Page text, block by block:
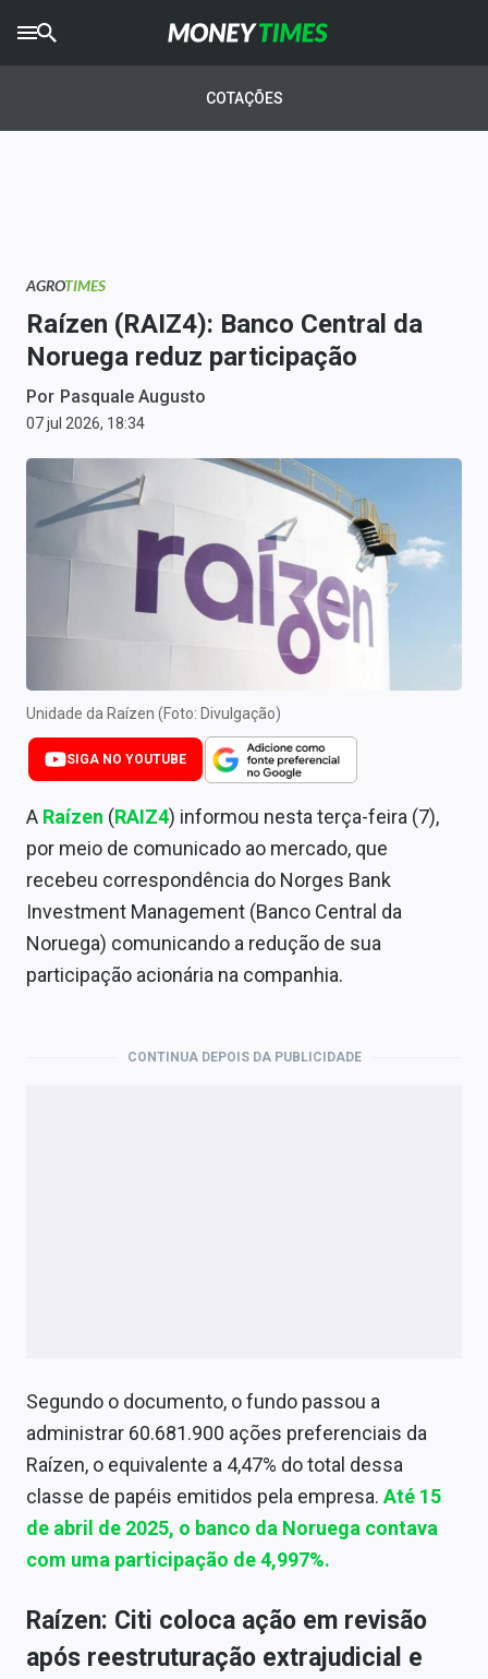
AGROTIMES
Newsletters
Money Trader
Anuncie
Últimas Notícias
Newsletters
Cotações
Comprar ou vender?
Central de Dividendos
Central de Fundos Imobiliários
Renda Fixa
Finanças Pessoais
Mercados
Economia
Conteúdo de Marca
Expediente
COTAÇÕES
AGROTIMES
Raízen (RAIZ4): Banco Central da
Noruega reduz participação
Por Pasquale Augusto
07 jul 2026, 18:34
Unidade da Raízen (Foto: Divulgação)
SIGA NO YOUTUBE
A Raízen (RAIZ4) informou nesta terça-feira (7),
por meio de comunicado ao mercado, que
recebeu correspondência do Norges Bank
Investment Management (Banco Central da
Noruega) comunicando a redução de sua
participação acionária na companhia.
CONTINUA DEPOIS DA PUBLICIDADE
Segundo o documento, o fundo passou a
administrar 60.681.900 ações preferenciais da
Raízen, o equivalente a 4,47% do total dessa
classe de papéis emitidos pela empresa.Até 15
de abril de 2025, o banco da Noruega contava
com uma participação de 4,997%.
Raízen: Citi coloca ação em revisão
após reestruturação extrajudicial e